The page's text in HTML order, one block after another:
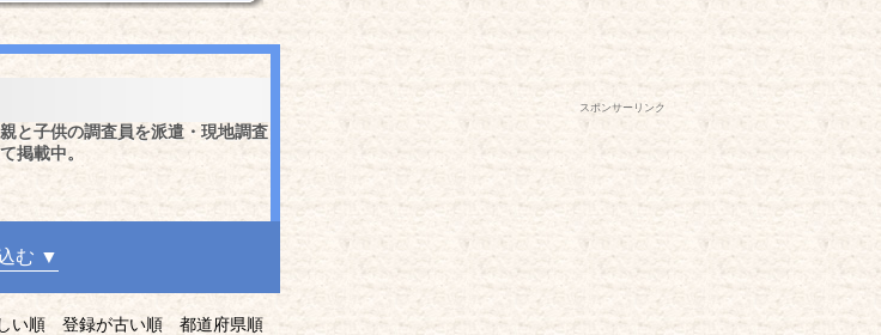
と子供の調査員を派遣・現地調査
掲載中。
む ▼
い順 登録が古い順 都道府県順
スポンサーリンク